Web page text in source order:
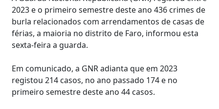
2023 e o primeiro semestre deste ano 436 crimes de
burla relacionados com arrendamentos de casas de
férias, a maioria no distrito de Faro, informou esta
sexta-feira a guarda.
Em comunicado, a GNR adianta que em 2023
registou 214 casos, no ano passado 174 e no
primeiro semestre deste ano 44 casos.